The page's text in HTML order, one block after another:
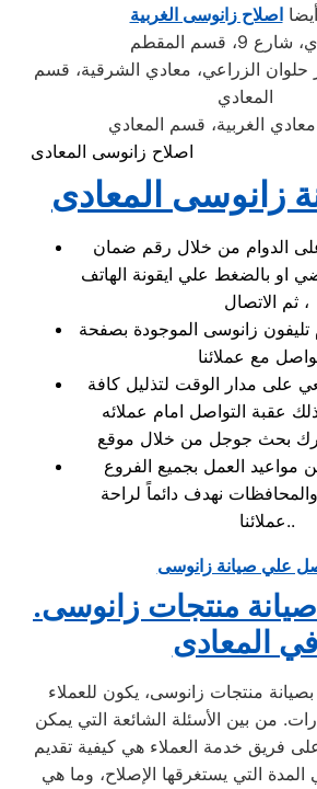
اصلاح زانوسى الغربية
9، قسم المقطم
حلوان الزراعي، معادي الشرقية، قسم
المعادي
الغربية، قسم المعادي
اصلاح زانوسى المعادى
زانوسى المعادى
على الدوام من خلال رقم ضمان
او بالضغط علي ايقونة الهاتف
ثم الاتصال ،
تليفون زانوسى الموجودة بصفحة
على مدار الوقت لتذليل كافة
عقبة التواصل امام عملائه
بحث جوجل من خلال موقع
مواعيد العمل بجميع الفروع
والمحافظات نهدف دائماً لراحة
عملائنا..
علي صيانة زانوسى
.أسئلة حول صيانة منتجات زانوسى
في المعادى
بصيانة منتجات زانوسى، يكون للعملاء
من بين الأسئلة الشائعة التي يمكن
فريق خدمة العملاء هي كيفية تقديم
التي يستغرقها الإصلاح، وما هي